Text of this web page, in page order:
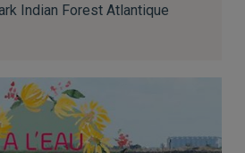
Indian Forest Atlantique